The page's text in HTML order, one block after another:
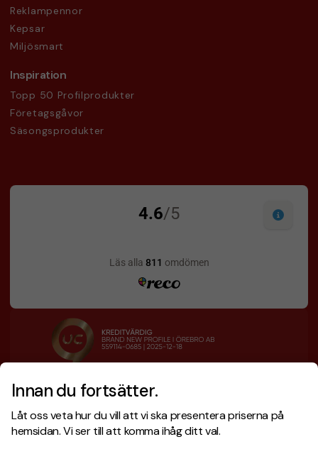
Innan du fortsätter.
Låt oss veta hur du vill att vi ska presentera priserna på
hemsidan. Vi ser till att komma ihåg ditt val.
Reklampennor
Kepsar
Miljösmart
Inspiration
Topp 50 Profilprodukter
Företagsgåvor
Säsongsprodukter
Designskiss inom 1 h
Fri offert
Snabb leverans